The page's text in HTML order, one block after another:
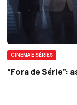
CINEMA E SÉRIES
“Fora de Série”: